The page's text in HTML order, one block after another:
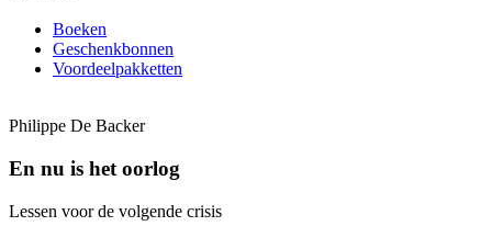
Boeken
Geschenkbonnen
Voordeelpakketten
Philippe De Backer
En nu is het oorlog
Lessen voor de volgende crisis